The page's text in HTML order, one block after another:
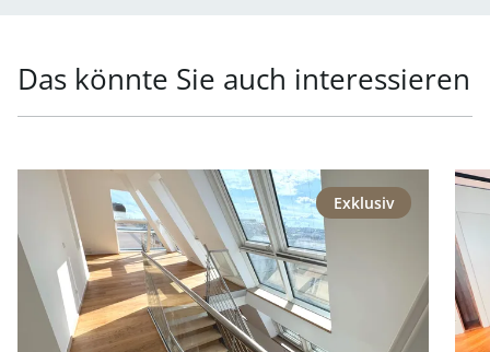
Das könnte Sie auch interessieren
Link zur Seite Repräsentative Lage - Generalsaniertes
Exklusiv